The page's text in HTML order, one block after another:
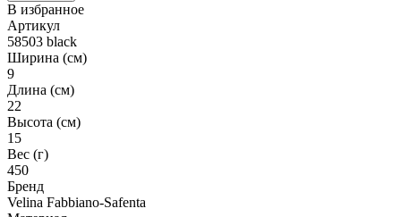
В избранное
Артикул
58503 black
Ширина (см)
9
Длина (см)
22
Высота (см)
15
Вес (г)
450
Бренд
Velina Fabbiano-Safenta